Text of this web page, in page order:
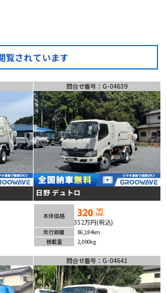
覧されています
問合せ番号：G-04639
日野 デュトロ
本体価格 320 万円
(税抜)
352万円(税込)
走行距離
86,184km
積載量
2,000kg
問合せ番号：G-04641